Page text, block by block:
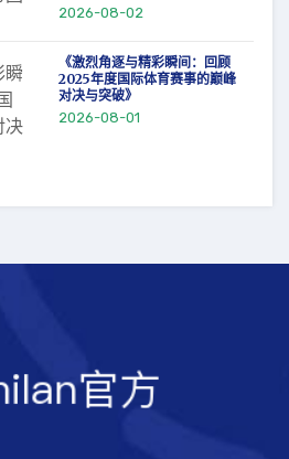
2026-08-02
《激烈角逐与精彩瞬间：回顾
2025年度国际体育赛事的巅峰
对决与突破》
2026-08-01